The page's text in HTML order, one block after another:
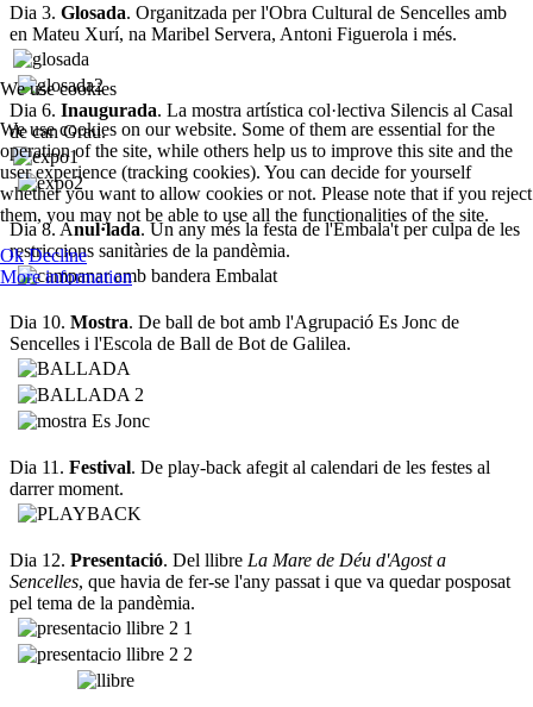
Dia 3. Glosada. Organitzada per l'Obra Cultural de Sencelles amb
en Mateu Xurí, na Maribel Servera, Antoni Figuerola i més.
Dia 6. Inaugurada. La mostra artística col·lectiva Silencis al Casal
de can Grau.
Dia 8. Anul·lada. Un any més la festa de l'Embala't per culpa de les
restriccions sanitàries de la pandèmia.
Dia 10. Mostra. De ball de bot amb l'Agrupació Es Jonc de
Sencelles i l'Escola de Ball de Bot de Galilea.
Dia 11. Festival. De play-back afegit al calendari de les festes al
darrer moment.
Dia 12. Presentació. Del llibre La Mare de Déu d'Agost a
Sencelles, que havia de fer-se l'any passat i que va quedar posposat
pel tema de la pandèmia.
We use cookies
We use cookies on our website. Some of them are essential for the
operation of the site, while others help us to improve this site and the
user experience (tracking cookies). You can decide for yourself
whether you want to allow cookies or not. Please note that if you reject
them, you may not be able to use all the functionalities of the site.
Ok Decline
More information